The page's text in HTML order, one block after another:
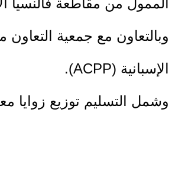
الممول من مقاطعة فالنسيا
وبالتعاون مع جمعية
الإسبانية (ACPP).
وشمل التسليم توزيع زوايا